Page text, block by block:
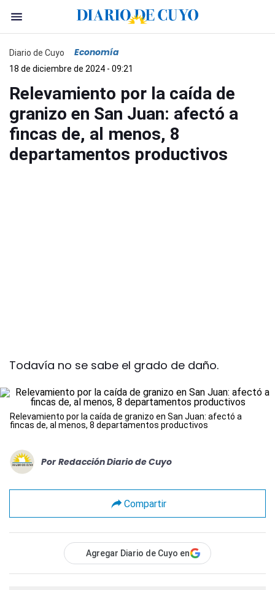
Diario de Cuyo Economía
18 de diciembre de 2024 - 09:21
Relevamiento por la caída de
granizo en San Juan: afectó a
fincas de, al menos, 8
departamentos productivos
Todavía no se sabe el grado de daño.
Relevamiento por la caída de granizo en San Juan: afectó a
fincas de, al menos, 8 departamentos productivos
Por Redacción Diario de Cuyo
Compartir
Agregar Diario de Cuyo en